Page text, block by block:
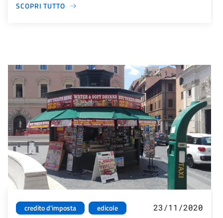
SCOPRI TUTTO
credito d'imposta edicole 23/11/2020